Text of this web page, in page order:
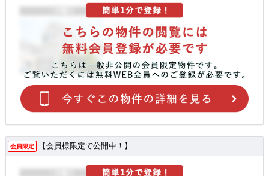
会員限定 【会員様限定で公開中！】